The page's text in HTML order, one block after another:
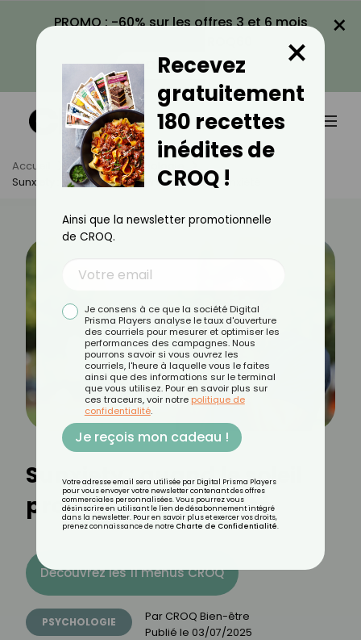
PROMO : -60% sur les offres 3 et 6 mois
VOIR LA PROMO
×
Accueil Actus
Psychologie
Sunxiety : Quand Le Soleil Provoque De L’anxiété
Sunxiety : quand le soleil
provoque de l’anxiété
Découvrez les 11 menus CROQ
PSYCHOLOGIE Par CROQ Bien-être
Publié le 03/07/2025
Recevez
gratuitement
180 recettes
inédites de
CROQ !
×
Ainsi que la newsletter promotionnelle
de CROQ.
Je consens à ce que la société Digital
Prisma Players analyse le taux d'ouverture
des courriels pour mesurer et optimiser les
performances des campagnes. Nous
pourrons savoir si vous ouvrez les
courriels, l'heure à laquelle vous le faites
ainsi que des informations sur le terminal
que vous utilisez. Pour en savoir plus sur
ces traceurs, voir notre politique de
confidentialité.
Je reçois mon cadeau !
Votre adresse email sera utilisée par Digital Prisma Players
pour vous envoyer votre newsletter contenant des offres
commerciales personnalisées. Vous pourrez vous
désinscrire en utilisant le lien de désabonnement intégré
dans la newsletter. Pour en savoir plus et exercer vos droits,
prenez connaissance de notre Charte de Confidentialité.